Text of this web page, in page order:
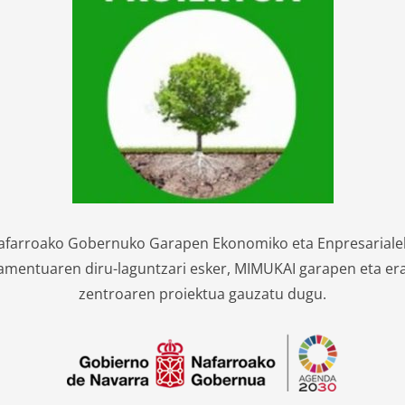
Gobernuko Garapen Ekonomiko eta
diru-laguntzari esker, MIMUKAI garapen eta
zentroaren proiektua gauzatu dugu.